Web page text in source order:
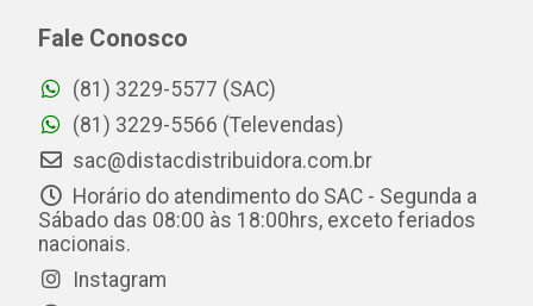
Fale Conosco
(81) 3229-5577 (SAC)
(81) 3229-5566 (Televendas)
sac@distacdistribuidora.com.br
Horário do atendimento do SAC - Segunda a
Sábado das 08:00 às 18:00hrs, exceto feriados
nacionais.
Instagram